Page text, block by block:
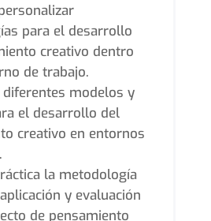
para el desarrollo
creativo dentro
de trabajo.
modelos y
el desarrollo del
creativo en entornos
la metodología
y evaluación
de pensamiento